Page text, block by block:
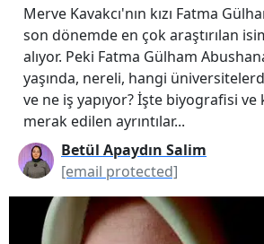
Merve Kavakcı'nın kızı Fatma
son dönemde en çok araştırılan
alıyor. Peki Fatma Gülham
yaşında, nereli, hangi
ve ne iş yapıyor? İşte biyografisi
merak edilen ayrıntılar...
Betül Apaydın Salim
[email protected]